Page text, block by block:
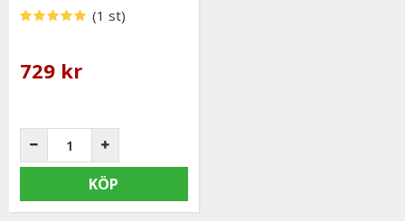
(1 st)
729 kr
KÖP